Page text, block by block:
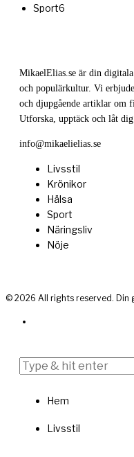
Sport6
MikaelElias.se är din
och populärkultur. Vi
och djupgående artiklar om
Utforska, upptäck och låt
info@mikaelielias.se
Livsstil
Krönikor
Hälsa
Sport
Näringsliv
Nöje
© 2026 All rights reserved. Din
Hem
Livsstil